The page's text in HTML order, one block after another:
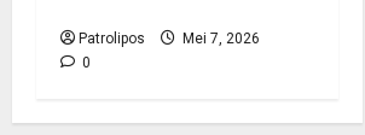
Patrolipos
Mei 7, 2026
0